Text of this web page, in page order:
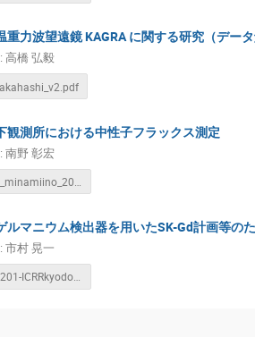
重力波望遠鏡 KAGRA に関する研究（デー
: 高橋 弘毅
観測所における中性子フラックス測定
: 南野 彰宏
B04_minamiino_20220125.pdf
ルマニウム検出器を用いたSK-Gd計画等の
: 市村 晃一
202201-ICRRkyodo-ichimura-Ge.pdf